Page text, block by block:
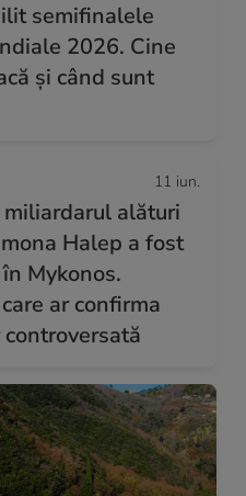
semifinalele
2026. Cine
și când sunt
11 iun.
miliardarul alături
Halep a fost
Mykonos.
ar confirma